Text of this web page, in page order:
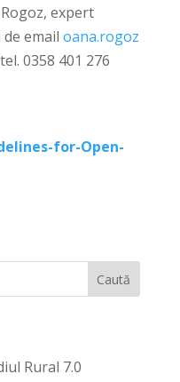
expert
email oana.rogoz
0358 401 276
for-Open-
Caută
Rural 7.0